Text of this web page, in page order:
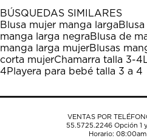
1
estrella
Esta
acción
abrirá
el
formulario
envío.
estrellas.
Esta
acción
abrirá
el
formulario
envío.
estrellas.
Esta
acción
abrirá
el
formulario
envío.
estrellas.
Esta
acción
abrirá
el
formulario
envío.
estrellas.
Esta
acción
abrirá
el
formulario
envío.
BÚSQUEDAS SIMILARES
Blusa mujer manga larga
manga larga negraBlusa de
manga larga mujerBlusas
corta mujerChamarra talla 3-4
4Playera para bebé talla 3 a 4
VENTAS POR
55.5725.2246Opción 1
Horario: